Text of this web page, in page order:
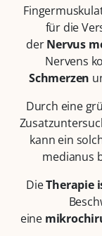
für die
derNervus
Nervens
Schmerzen
Durch eine
kann ein
medianus
DieTherapie
eine